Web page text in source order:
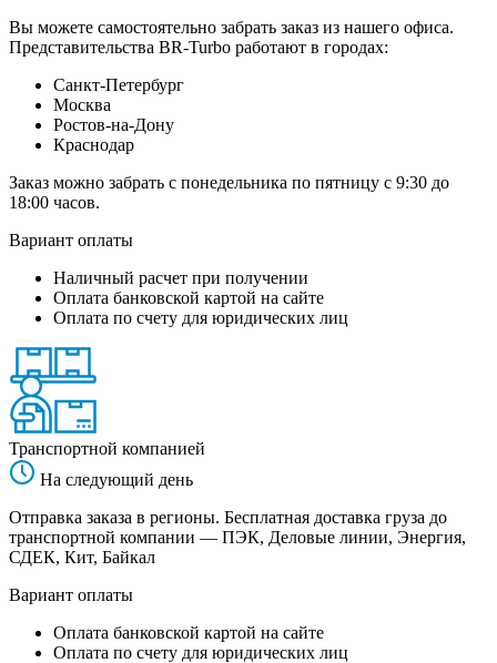
Вы можете самостоятельно забрать заказ из нашего офиса.
Представительства BR-Turbo работают в городах:
Санкт-Петербург
Москва
Ростов-на-Дону
Краснодар
Заказ можно забрать с понедельника по пятницу с 9:30 до
18:00 часов.
Вариант оплаты
Наличный расчет при получении
Оплата банковской картой на сайте
Оплата по счету для юридических лиц
Транспортной компанией
На следующий день
Отправка заказа в регионы. Бесплатная доставка груза до
транспортной компании — ПЭК, Деловые линии, Энергия,
СДЕК, Кит, Байкал
Вариант оплаты
Оплата банковской картой на сайте
Оплата по счету для юридических лиц